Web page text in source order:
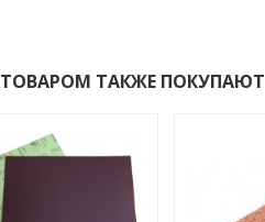
ТАКЖЕ ПОКУПАЮТ